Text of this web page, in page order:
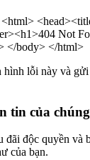
Not
</body> </html>
hình lỗi này và
tin của
đãi độc quyền và
của bạn.